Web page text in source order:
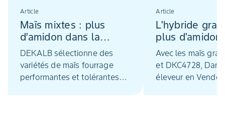
Article
Maïs mixtes : plus
d’amidon dans la
ration, digestibilité et
meilleure rentabilité
DEKALB sélectionne des
variétés de maïs fourrage
performantes et tolérantes
Article
L'hybride
plus d'amidon,
meilleure
la récolte
Avec les maïs
et DKC4728,
éleveur en